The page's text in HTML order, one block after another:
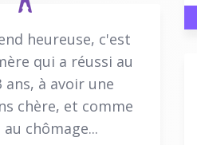
heureuse, c'est
qui a réussi au
ans, à avoir une
chère, et comme
chômage...